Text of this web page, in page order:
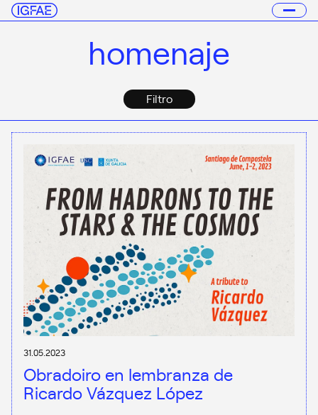
homenaje
Filtro
31.05.2023
Obradoiro en lembranza de
Ricardo Vázquez López